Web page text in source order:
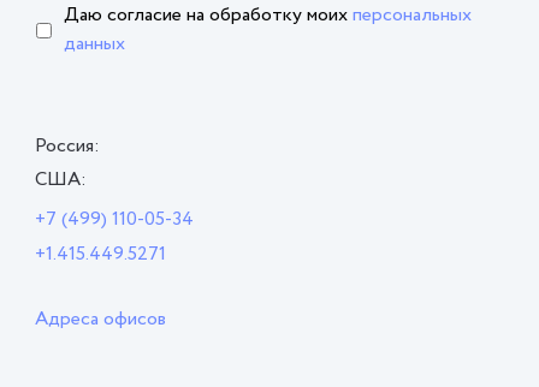
Даю согласие на обработкумоихперсональных
данных
Россия:
США:
+7 (499) 110-05-34
+1.415.449.5271
Адреса офисов